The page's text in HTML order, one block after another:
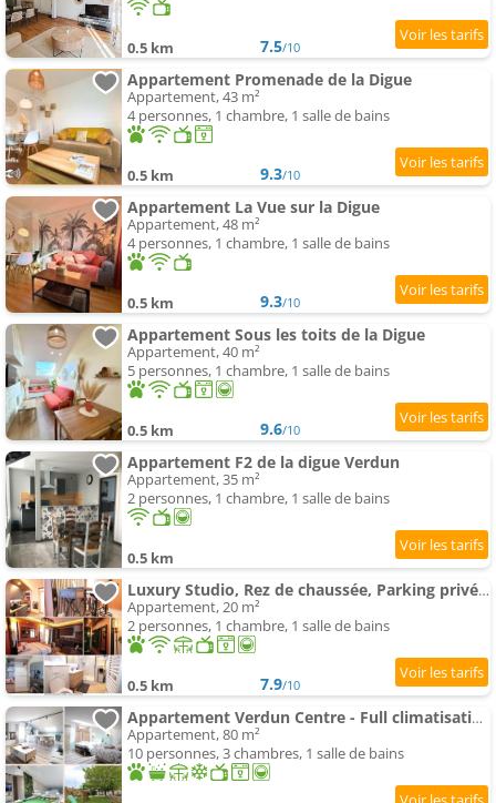
0.5 km 7.5/10
Appartement Promenade de la Digue
Appartement, 43 m²
4 personnes, 1 chambre, 1 salle de bains
0.5 km 9.3/10
Appartement La Vue sur la Digue
Appartement, 48 m²
4 personnes, 1 chambre, 1 salle de bains
0.5 km 9.3/10
Appartement Sous les toits de la Digue
Appartement, 40 m²
5 personnes, 1 chambre, 1 salle de bains
0.5 km 9.6/10
Appartement F2 de la digue Verdun
Appartement, 35 m²
2 personnes, 1 chambre, 1 salle de bains
0.5 km
Luxury Studio, Rez de chaussée, Parking privé vidéo surveillance, Canapé haute qualité convertible c
Appartement, 20 m²
2 personnes, 1 chambre, 1 salle de bains
0.5 km 7.9/10
Appartement Verdun Centre - Full climatisation - 3 chambres - 7 couchages - - Parking Proche - Terr
Appartement, 80 m²
10 personnes, 3 chambres, 1 salle de bains